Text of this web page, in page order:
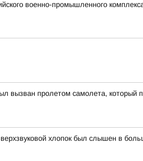
военно-промышленного
пролетом самолета, который
хлопок был слышен в